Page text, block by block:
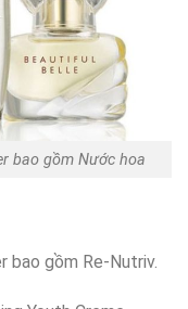
bao gồm Nước hoa
bao gồm Re-Nutriv.